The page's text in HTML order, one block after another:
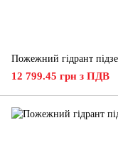
Пожежний гідрант
12 799.45 грн з ПДВ